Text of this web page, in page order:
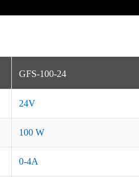
GFS-100-24
24V
100 W
0-4A